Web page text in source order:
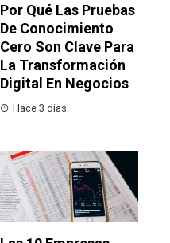
Por Qué Las Pruebas
De Conocimiento
Cero Son Clave Para
La Transformación
Digital En Negocios
Hace 3 días